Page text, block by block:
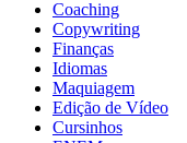
Coaching
Copywriting
Finanças
Idiomas
Maquiagem
Edição de Vídeo
Cursinhos